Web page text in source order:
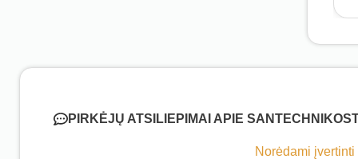
PIRKĖJŲ ATSILIEPIMAI APIE
Norėdami